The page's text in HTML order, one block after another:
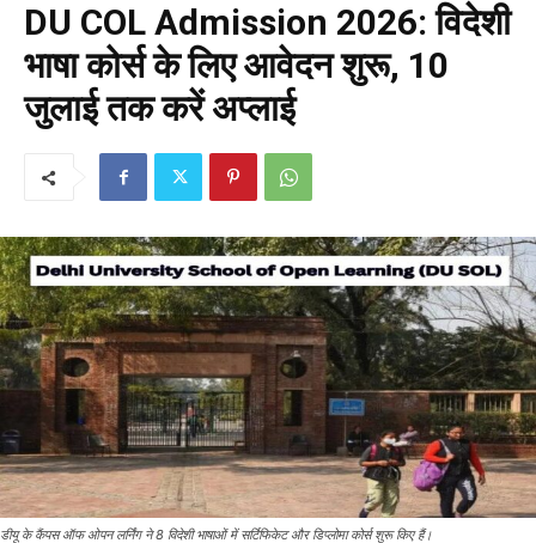
DU COL Admission 2026: विदेशी
भाषा कोर्स के लिए आवेदन शुरू, 10
जुलाई तक करें अप्लाई
डीयू के कैंपस ऑफ ओपन लर्निंग ने 8 विदेशी भाषाओं में सर्टिफिकेट और डिप्लोमा कोर्स शुरू किए हैं।